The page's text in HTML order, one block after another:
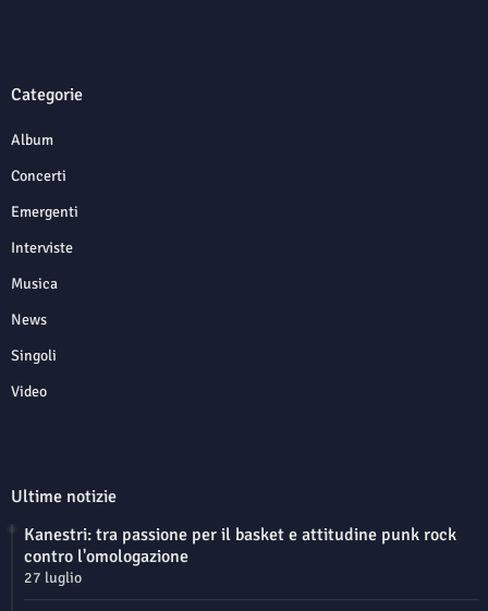
Categorie
Album
Concerti
Emergenti
Interviste
Musica
News
Singoli
Video
Ultime notizie
Kanestri: tra passione per il basket e attitudine punk rock
contro l'omologazione
27 luglio